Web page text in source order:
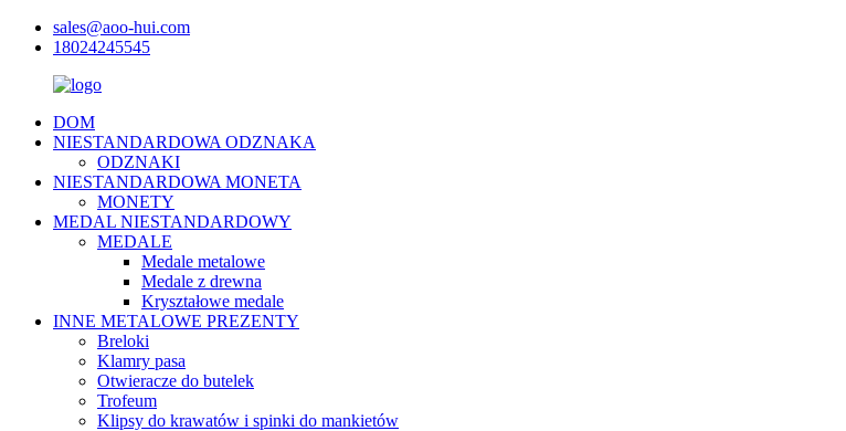
sales@aoo-hui.com
18024245545
DOM
NIESTANDARDOWA ODZNAKA
ODZNAKI
NIESTANDARDOWA MONETA
MONETY
MEDAL NIESTANDARDOWY
MEDALE
Medale metalowe
Medale z drewna
Kryształowe medale
INNE METALOWE PREZENTY
Breloki
Klamry pasa
Otwieracze do butelek
Trofeum
Klipsy do krawatów i spinki do mankietów